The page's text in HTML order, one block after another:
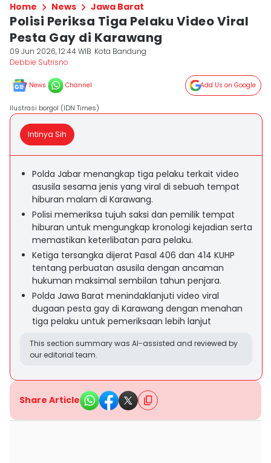
Home News Jawa Barat
Polisi Periksa Tiga Pelaku Video Viral
Pesta Gay di Karawang
09 Jun 2026, 12:44 WIB Kota Bandung
Debbie Sutrisno
News Channel Add Us on Google
Ilustrasi borgol (IDN Times)
Intinya Sih
Polda Jabar menangkap tiga pelaku terkait video
asusila sesama jenis yang viral di sebuah tempat
hiburan malam di Karawang.
Polisi memeriksa tujuh saksi dan pemilik tempat
hiburan untuk mengungkap kronologi kejadian serta
memastikan keterlibatan para pelaku.
Ketiga tersangka dijerat Pasal 406 dan 414 KUHP
tentang perbuatan asusila dengan ancaman
hukuman maksimal sembilan tahun penjara.
Polda Jawa Barat menindaklanjuti video viral
dugaan pesta gay di Karawang dengan menahan
tiga pelaku untuk pemeriksaan lebih lanjut
This section summary was AI-assisted and reviewed by
our editorial team.
Share Article